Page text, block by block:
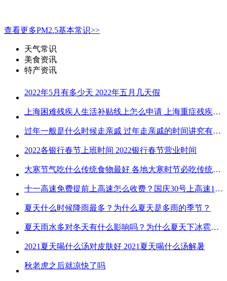
查看更多PM2.5基本常识>>
天气常识
美食资讯
特产资讯
2022年5月有多少天 2022年五月几天假
上海困难残疾人生活补贴线上怎么申请 上海重症残疾人护理补贴线上申请流程
过年一般是什么时候走亲戚 过年走亲戚的时间讲究有哪些
2022各银行春节上班时间 2022银行春节营业时间
大寒节气吃什么传统食物最好 各地大寒时节必吃传统美食
十一高速免费提前上高速怎么收费？国庆30号上高速1号下高速免费吗？
夏天什么时候降雨最多？为什么夏天是多雨的季节？
夏天雨水多对冬天有什么影响吗？为什么夏天下冰雹而冬天不下冰雹
2021夏天喝什么汤对皮肤好 2021夏天喝什么汤解暑
秋老虎之后就凉快了吗